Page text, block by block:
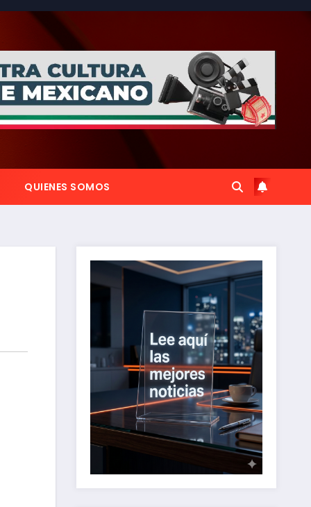
QUIENES SOMOS